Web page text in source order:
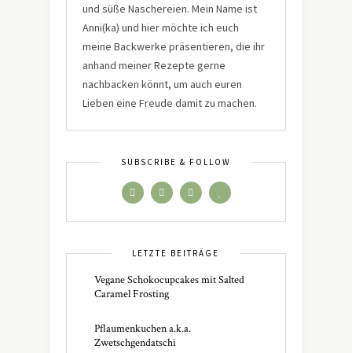
und süße Naschereien. Mein Name ist
Anni(ka) und hier möchte ich euch
meine Backwerke präsentieren, die ihr
anhand meiner Rezepte gerne
nachbacken könnt, um auch euren
Lieben eine Freude damit zu machen.
SUBSCRIBE & FOLLOW
LETZTE BEITRÄGE
Vegane Schokocupcakes mit Salted
Caramel Frosting
Pflaumenkuchen a.k.a.
Zwetschgendatschi